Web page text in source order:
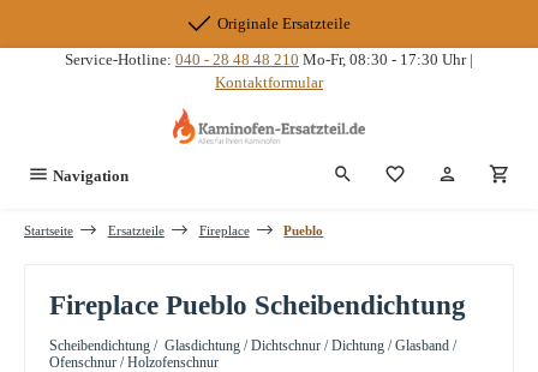
Originale Ersatzteile
Service-Hotline: 040 - 28 48 48 210 Mo-Fr, 08:30 - 17:30 Uhr |
Kontaktformular
Navigation Du hast 0
Startseite Ersatzteile Fireplace Pueblo
Fireplace Pueblo Scheibendichtung
Scheibendichtung / Glasdichtung / Dichtschnur / Dichtung / Glasband /
Ofenschnur / Holzofenschnur